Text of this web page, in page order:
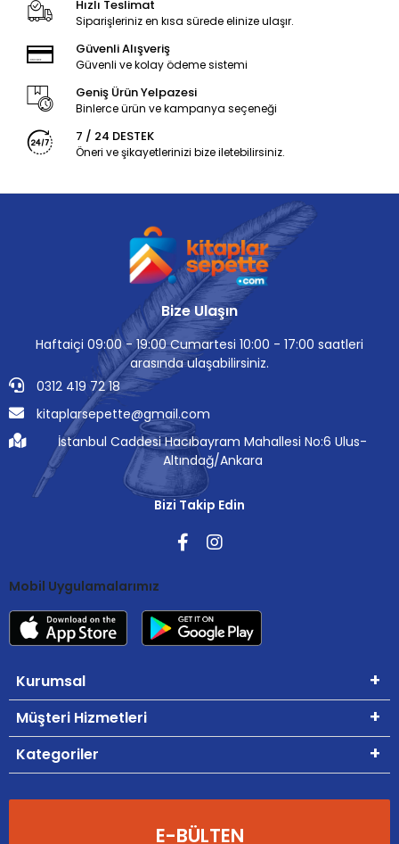
Hızlı Teslimat
Siparişleriniz en kısa sürede elinize ulaşır.
Güvenli Alışveriş
Güvenli ve kolay ödeme sistemi
Geniş Ürün Yelpazesi
Binlerce ürün ve kampanya seçeneği
7 / 24 DESTEK
Öneri ve şikayetlerinizi bize iletebilirsiniz.
Bize Ulaşın
Haftaiçi 09:00 - 19:00 Cumartesi 10:00 - 17:00 saatleri
arasında ulaşabilirsiniz.
0312 419 72 18
kitaplarsepette@gmail.com
İstanbul Caddesi Hacıbayram Mahallesi No:6 Ulus-
Altındağ/Ankara
Bizi Takip Edin
Mobil Uygulamalarımız
Kurumsal
Müşteri Hizmetleri
Kategoriler
E-BÜLTEN